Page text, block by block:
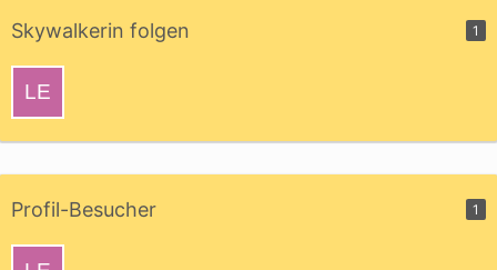
Skywalkerin folgen 1
Profil-Besucher 1